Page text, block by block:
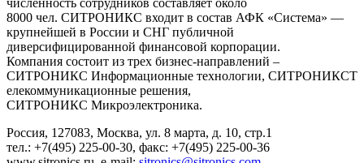
8000 чел. СИТРОНИКС входит в состав АФК «Система» —
крупнейшей в России и СНГ публичной
диверсифицированной финансовой корпорации.
Компания состоит из трех бизнес-направлений –
СИТРОНИКС Информационные технологии, СИТРОНИКСТ
елекоммуникационные решения,
СИТРОНИКС Микроэлектроника.
Россия, 127083, Москва, ул. 8 марта, д. 10, стр.1
тел.: +7(495) 225-00-30, факс: +7(495) 225-00-36